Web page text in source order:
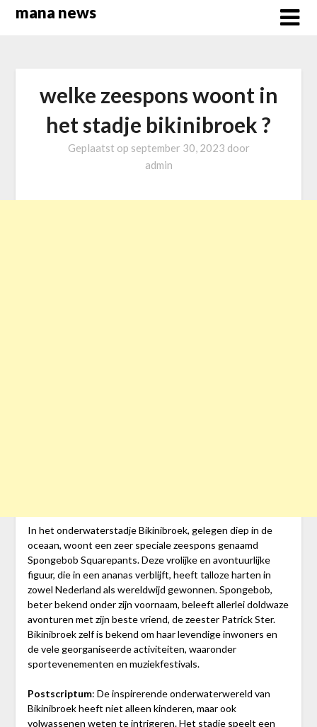
Overslaan
mana news
welke zeespons woont in
het stadje bikinibroek ?
Geplaatst op september 30, 2023 door
admin
In het onderwaterstadje Bikinibroek, gelegen diep in de
oceaan, woont een zeer speciale zeespons genaamd
Spongebob Squarepants. Deze vrolijke en avontuurlijke
figuur, die in een ananas verblijft, heeft talloze harten in
zowel Nederland als wereldwijd gewonnen. Spongebob,
beter bekend onder zijn voornaam, beleeft allerlei doldwaze
avonturen met zijn beste vriend, de zeester Patrick Ster.
Bikinibroek zelf is bekend om haar levendige inwoners en
de vele georganiseerde activiteiten, waaronder
sportevenementen en muziekfestivals.
Postscriptum: De inspirerende onderwaterwereld van
Bikinibroek heeft niet alleen kinderen, maar ook
volwassenen weten te intrigeren. Het stadje speelt een